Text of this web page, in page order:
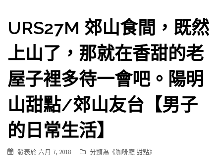
URS27M 郊山食間，既然
上山了，那就在香甜的老
屋子裡多待一會吧。陽明
山甜點/郊山友台【男子
的日常生活】
發表於六月 7, 2018 分類為《咖啡廳 甜點》